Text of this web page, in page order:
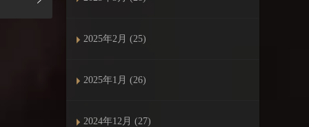
2025年2月 (25)
2025年1月 (26)
2024年12月 (27)